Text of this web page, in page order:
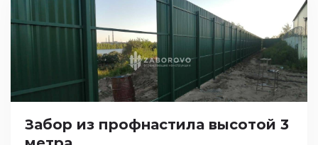
Забор из профнастила высотой 3